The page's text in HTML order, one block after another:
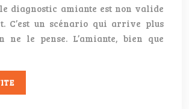
diagnostic amiante est non valide
C’est un scénario qui arrive plus
ne le pense. L’amiante, bien que